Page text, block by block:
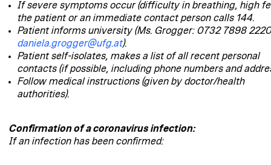
If severe symptoms occur (difficulty in breathing, high
the patient or an immediate contact person calls 144.
Patient informs university (Ms. Grogger: 0732 7898
daniela.grogger@ufg.at).
Patient self-isolates, makes a list of all recent personal
contacts (if possible, including phone numbers and
Follow medical instructions (given by doctor/health
authorities).
Confirmation of a coronavirus infection:
If an infection has been confirmed: